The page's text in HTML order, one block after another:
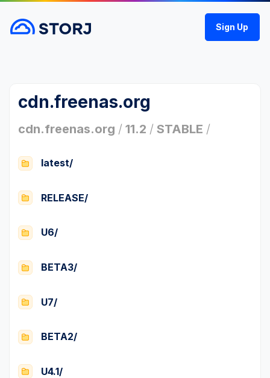
Sign Up
cdn.freenas.org
cdn.freenas.org / 11.2 / STABLE /
latest/
RELEASE/
U6/
BETA3/
U7/
BETA2/
U4.1/